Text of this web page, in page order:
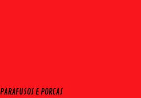
PARAFUSOS E PORCAS